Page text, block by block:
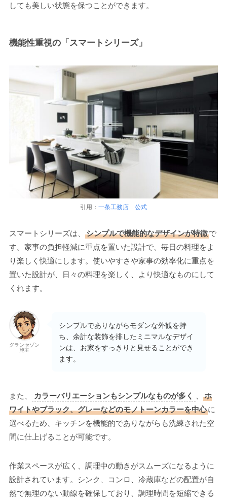
しても美しい状態を保つことができます。
機能性重視の「スマートシリーズ」
引用： 一条工務店 公式
スマートシリーズは、 シンプルで機能的なデザインが特徴で
す。家事の負担軽減に重点を置いた設計で、毎日の料理をよ
り楽しく快適にします。使いやすさや家事の効率化に重点を
置いた設計が、日々の料理を楽しく、より快適なものにして
くれます。
グランセゾン
施主
シンプルでありながらモダンな外観を持
ち、余計な装飾を排したミニマルなデザイ
ンは、お家をすっきりと見せることができ
ます。
また、 カラーバリエーションもシンプルなものが多く
ホ
ワイトやブラック、グレーなどのモノトーンカラーを中心に
選べるため、キッチンを機能的でありながらも洗練された空
間に仕上げることが可能です。
作業スペースが広く、調理中の動きがスムーズになるように
設計されています。シンク、コンロ、冷蔵庫などの配置が自
然で無理のない動線を確保しており、調理時間を短縮できる